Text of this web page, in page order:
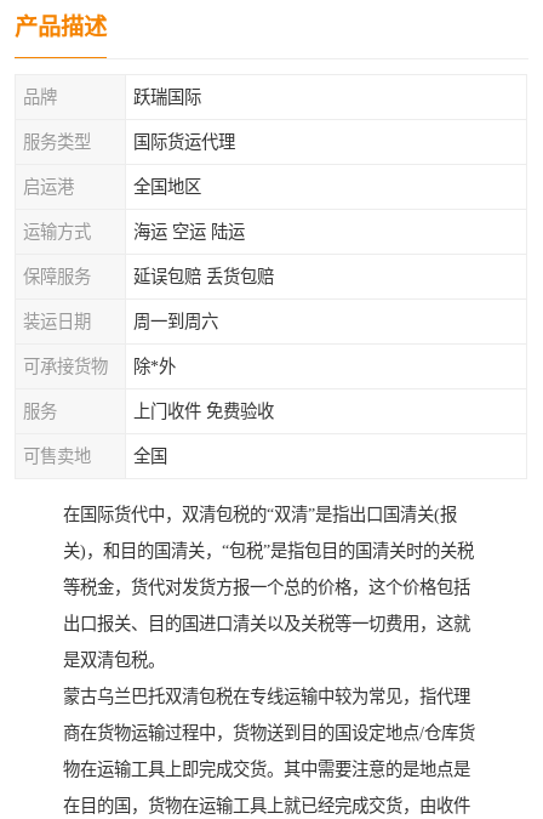
产品描述
品牌 跃瑞国际
服务类型 国际货运代理
启运港 全国地区
运输方式 海运 空运 陆运
保障服务 延误包赔 丢货包赔
装运日期 周一到周六
可承接货物 除*外
服务 上门收件 免费验收
可售卖地 全国
在国际货代中，双清包税的“双清”是指出口国清关(报
关)，和目的国清关，“包税”是指包目的国清关时的关税
等税金，货代对发货方报一个总的价格，这个价格包括
出口报关、目的国进口清关以及关税等一切费用，这就
是双清包税。
蒙古乌兰巴托双清包税在专线运输中较为常见，指代理
商在货物运输过程中，货物送到目的国设定地点/仓库货
物在运输工具上即完成交货。其中需要注意的是地点是
在目的国，货物在运输工具上就已经完成交货，由收件